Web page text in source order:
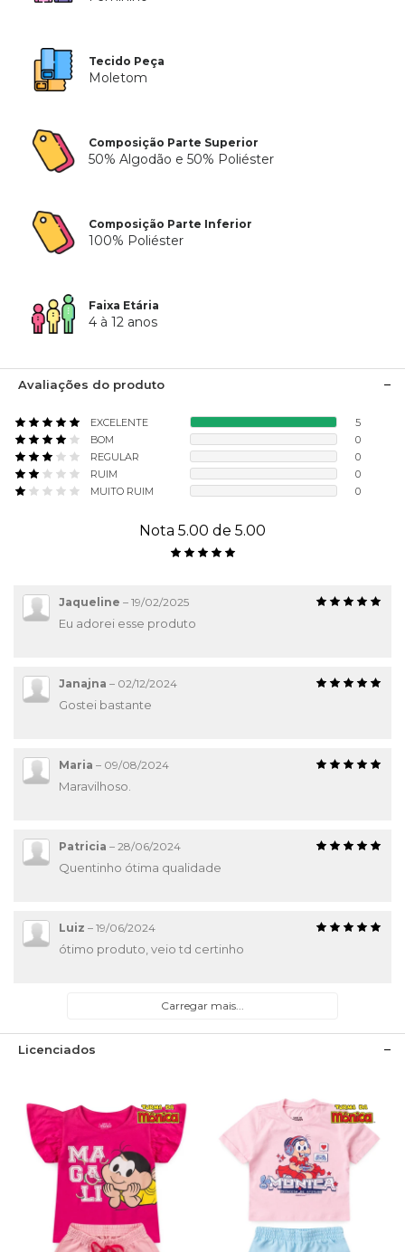
Tecido Peça
Moletom
Composição Parte Superior
50% Algodão e 50% Poliéster
Composição Parte Inferior
100% Poliéster
Faixa Etária
4 à 12 anos
Avaliações do produto
EXCELENTE
5
BOM
0
REGULAR
0
RUIM
0
MUITO RUIM
0
Nota 5.00 de 5.00
Jaqueline – 19/02/2025
Eu adorei esse produto
Janajna – 02/12/2024
Gostei bastante
Maria – 09/08/2024
Maravilhoso.
Patricia – 28/06/2024
Quentinho ótima qualidade
Luiz – 19/06/2024
ótimo produto, veio td certinho
Carregar mais...
Licenciados